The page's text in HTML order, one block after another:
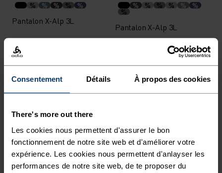
Consentement Détails À propos des cookies
There's more out there
Les cookies nous permettent d'assurer le bon
fonctionnement de notre site web et d'améliorer votre
expérience. Les cookies nous permettent d'anlayser les
performances de notre site web, de te proposer du
% % % % %
Pantalon X-Alp 3L
% % % % % %
%
Pantalon X-Alp 3L
Unisex
% % %
Bandeau Polyknit Warm
CHF 30.00
Unisex
% %
CHF 28.00
Unisex
Unisex